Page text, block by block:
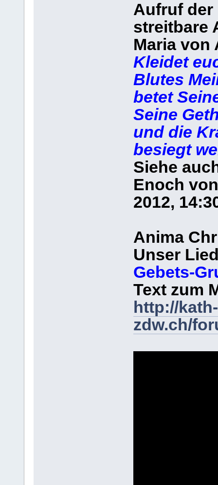
Aufruf der
streitbare
Maria von
Kleidet
Blutes
betet
Seine
und die
besiegt
Siehe
Enoch
2012,
Anima
Unser
Gebets-
Text zum
http://kath-
zdw.ch/